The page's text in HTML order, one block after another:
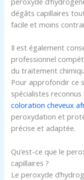
dégâts capillaires
facile et moins
Il est également
professionnel
du traitement
Pour approfondir ce
spécialistes
coloration cheveux
peroxydation et
précise et adaptée.
Qu’est-ce que le
capillaires ?
Le peroxyde